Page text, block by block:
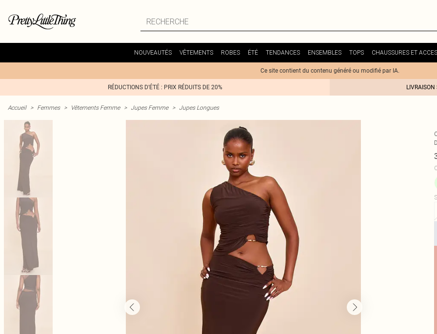
NOUVEAUTÉS VÊTEMENTS ROBES ÉTÉ TENDANCES ENSEMBLES TOPS CHAUSSURES ET
Ce site contient du contenu généré ou modifié par IA.
RÉDUCTIONS D'ÉTÉ : PRIX RÉDUITS DE 20%
Accueil > Femmes > Vêtements Femme > Jupes Femme > Jupes Longues